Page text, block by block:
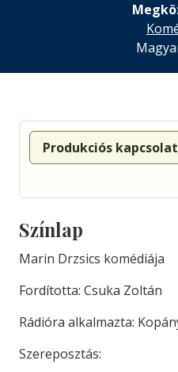
Produkciós
Színlap
Marin Drzsics komédiája
Fordította: Csuka Zoltán
Rádióra alkalmazta:
Szereposztás: